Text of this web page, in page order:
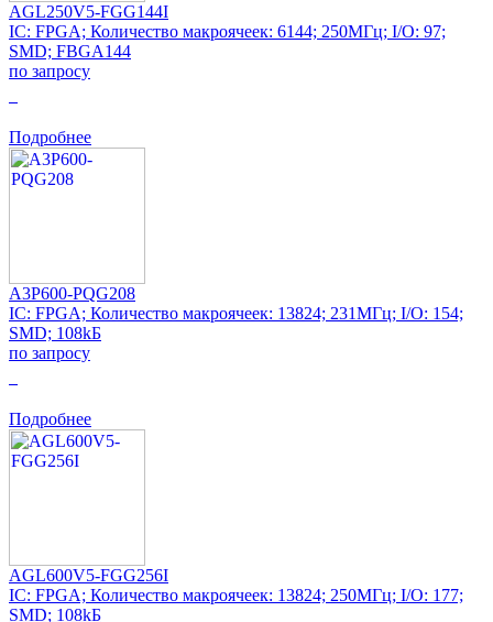
AGL250V5-FGG144I
IC: FPGA; Количество макроячеек: 6144; 250МГц; I/O: 97;
SMD; FBGA144
по запросу
Подробнее
A3P600-PQG208
IC: FPGA; Количество макроячеек: 13824; 231МГц; I/O: 154;
SMD; 108kБ
по запросу
Подробнее
AGL600V5-FGG256I
IC: FPGA; Количество макроячеек: 13824; 250МГц; I/O: 177;
SMD; 108kБ